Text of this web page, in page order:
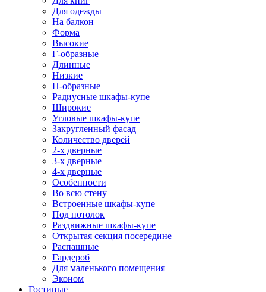
Для одежды
На балкон
Форма
Высокие
Г-образные
Длинные
Низкие
П-образные
Радиусные шкафы-купе
Широкие
Угловые шкафы-купе
Закругленный фасад
Количество дверей
2-х дверные
3-х дверные
4-х дверные
Особенности
Во всю стену
Встроенные шкафы-купе
Под потолок
Раздвижные шкафы-купе
Открытая секция посередине
Распашные
Гардероб
Для маленького помещения
Эконом
Гостиные